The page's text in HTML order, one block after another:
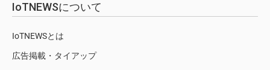
IoTNEWSについて
IoTNEWSとは
広告掲載・タイアップ